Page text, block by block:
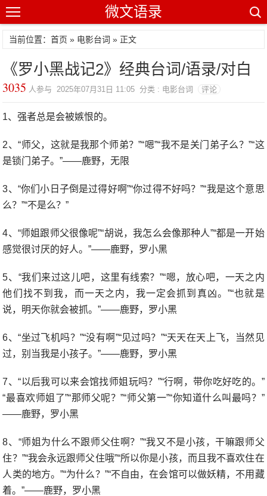
微文语录
当前位置：首页 » 电影台词 » 正文
《罗小黑战记2》经典台词/语录/对白
3035 人参与 2025年07月31日 11:05 分类 : 电影台词 评论
1、强者总是会被嫉恨的。
2、“师父，这就是我那个师弟？”“嗯”“我不是关门弟子么？”“这
是锁门弟子。”——鹿野，无限
3、“你们小日子倒是过得好啊”“你过得不好吗？”“我是这个意思
么？”“不是么？”
4、“师姐跟师父很像呢”“胡说，我怎么会像那种人”“都是一开始
感觉很讨厌的好人。”——鹿野，罗小黑
5、“我们来过这儿吧，这里有线索？”“嗯，放心吧，一天之内
他们找不到我，而一天之内，我一定会抓到真凶。”“也就是
说，明天你就会被抓。”——鹿野，罗小黑
6、“坐过飞机吗？”“没有啊”“见过吗？”“天天在天上飞，当然见
过，别当我是小孩子。”——鹿野，罗小黑
7、“以后我可以来会馆找师姐玩吗？”“行啊，带你吃好吃的。”
“最喜欢师姐了”“那师父呢？”“师父第一”“你知道什么叫最吗？”
——鹿野，罗小黑
8、“师姐为什么不跟师父住啊？”“我又不是小孩，干嘛跟师父
住？”“我会永远跟师父住哦”“所以你是小孩，而且我不喜欢住在
人类的地方。”“为什么？”“不自由，在会馆可以做妖精，不用藏
着。”——鹿野，罗小黑